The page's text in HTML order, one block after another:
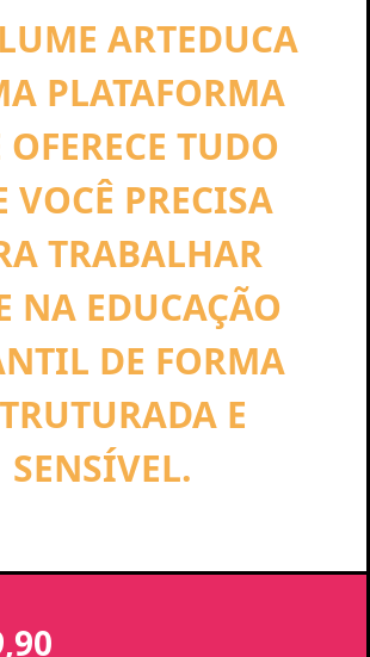
ARTEDUCA
PLATAFORMA
TUDO
VOCÊ PRECISA
TRABALHAR
NA EDUCAÇÃO
DE FORMA
E
SENSÍVEL.